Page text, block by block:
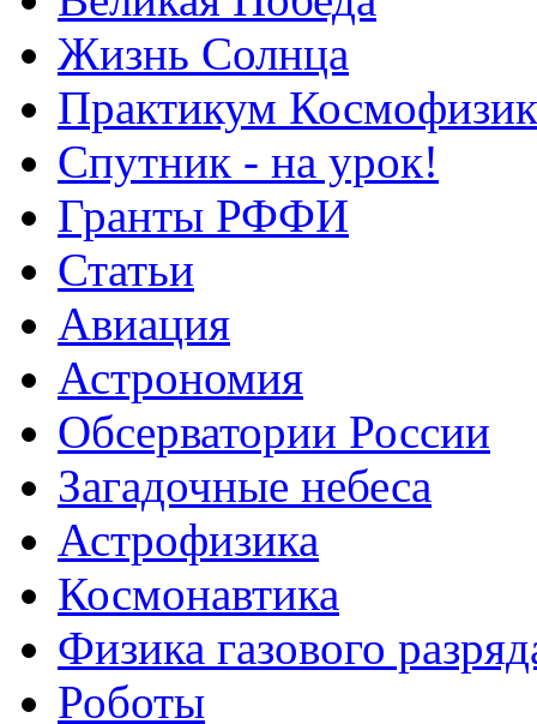
Жизнь Солнца
Практикум
Спутник - на урок!
Гранты РФФИ
Статьи
Авиация
Астрономия
Обсерватории России
Загадочные небеса
Астрофизика
Космонавтика
Физика газового
Роботы